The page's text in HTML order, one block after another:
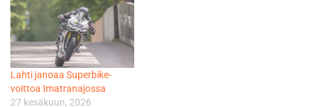
Lahti janoaa Superbike-
voittoa Imatranajossa
27 kesäkuun, 2026